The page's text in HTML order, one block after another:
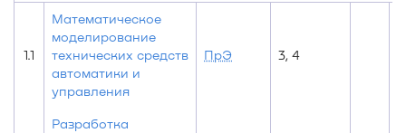
1.1
Математическое
моделирование
технических средств
автоматики и
управления
ПрЭ 3, 4
Разработка